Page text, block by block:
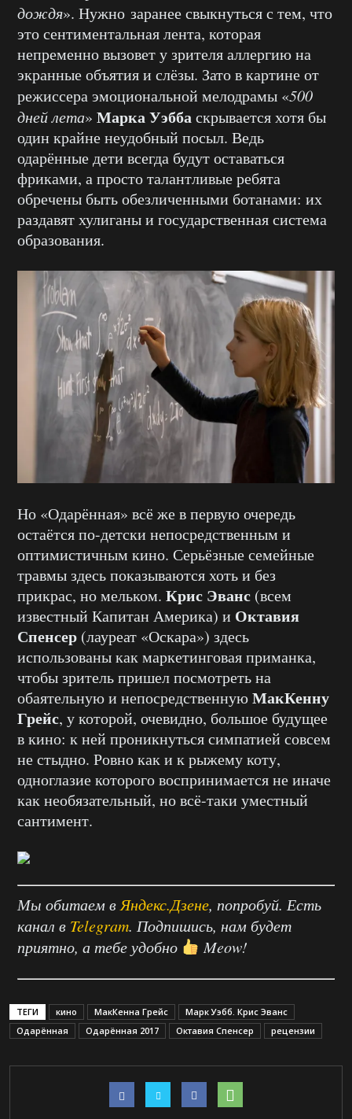
дождя». Нужно заранее свыкнуться с тем, что
это сентиментальная лента, которая
непременно вызовет у зрителя аллергию на
экранные объятия и слёзы. Зато в картине от
режиссера эмоциональной мелодрамы «500
дней лета» Марка Уэббаскрывается хотя бы
один крайне неудобный посыл. Ведь
одарённые дети всегда будут оставаться
фриками, а просто талантливые ребята
обречены быть обезличенными ботанами: их
раздавят хулиганы и государственная система
образования.
Но «Одарённая» всё же в первую очередь
остаётся по-детски непосредственным и
оптимистичным кино. Серьёзные семейные
травмы здесь показываются хоть и без
прикрас, но мельком. Крис Эванс (всем
известный Капитан Америка) и Октавия
Спенсер (лауреат «Оскара») здесь
использованы как маркетинговая приманка,
чтобы зритель пришел посмотреть на
обаятельную и непосредственнуюМакКенну
Грейс, у которой, очевидно, большое будущее
в кино: к ней проникнуться симпатией совсем
не стыдно. Ровно как и к рыжему коту,
одноглазие которого воспринимается не иначе
как необязательный, но всё-таки уместный
сантимент.
Мы обитаем вЯндекс.Дзене, попробуй. Есть
канал в Telegram. Подпишись, нам будет
приятно, а тебе удобно
Meow!
ТЕГИ кино МакКенна Грейс
Марк Уэбб. Крис Эванс
Одарённая
Одарённая 2017 Октавия Спенсер рецензии